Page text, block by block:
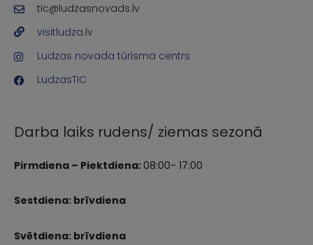
tic@ludzasnovads.lv
visitludza.lv
Ludzas novada tūrisma centrs
LudzasTIC
Darba laiks rudens/ ziemas sezonā
Pirmdiena – Piektdiena:08:00- 17:00
Sestdiena: brīvdiena
Svētdiena: brīvdiena